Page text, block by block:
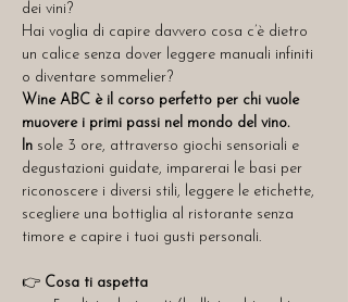
dei vini?
Hai voglia di capire davvero cosa c’è dietro
un calice senza dover leggere manuali infiniti
o diventare sommelier?
Wine ABC è il corso perfetto per chi vuole
muovere i primi passi nel mondo del vino.
In sole 3 ore, attraverso giochi sensoriali e
degustazioni guidate, imparerai le basi per
riconoscere i diversi stili, leggere le etichette,
scegliere una bottiglia al ristorante senza
timore e capire i tuoi gusti personali.
👉 Cosa ti aspetta